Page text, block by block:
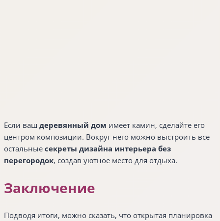
Если ваш деревянный дом имеет камин, сделайте его
центром композиции. Вокруг него можно выстроить все
остальные секреты дизайна интерьера без
перегородок, создав уютное место для отдыха.
Заключение
Подводя итоги, можно сказать, что открытая планировка